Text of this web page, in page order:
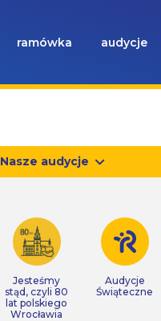
ramówka audycje
Nasze audycje
Jesteśmy
stąd, czyli 80
lat polskiego
Wrocławia
Audycje
Świąteczne